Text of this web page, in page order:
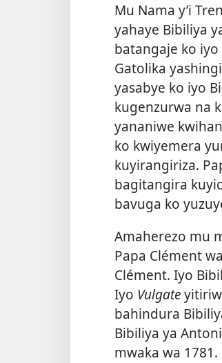
Mu Nama y’i
yahaye Bibiliya
batangaje ko
Gatolika
yasabye ko iyo
kugenzurwa na
yananiwe
ko kwiyemera
kuyirangiriza.
bagitangira
bavuga ko
Amaherezo mu
Papa Clément
Clément. Iyo
Iyo Vulgate
bahindura
Bibiliya ya
mwaka wa 1781.